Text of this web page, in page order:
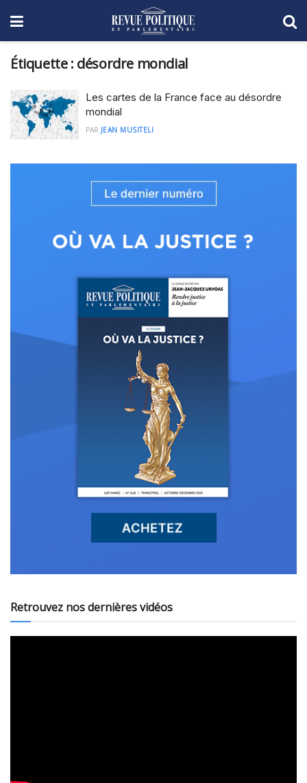
Étiquette : désordre mondial
Les cartes de la France face au désordre
mondial
PAR JEAN MUSITELI
Retrouvez nos dernières vidéos